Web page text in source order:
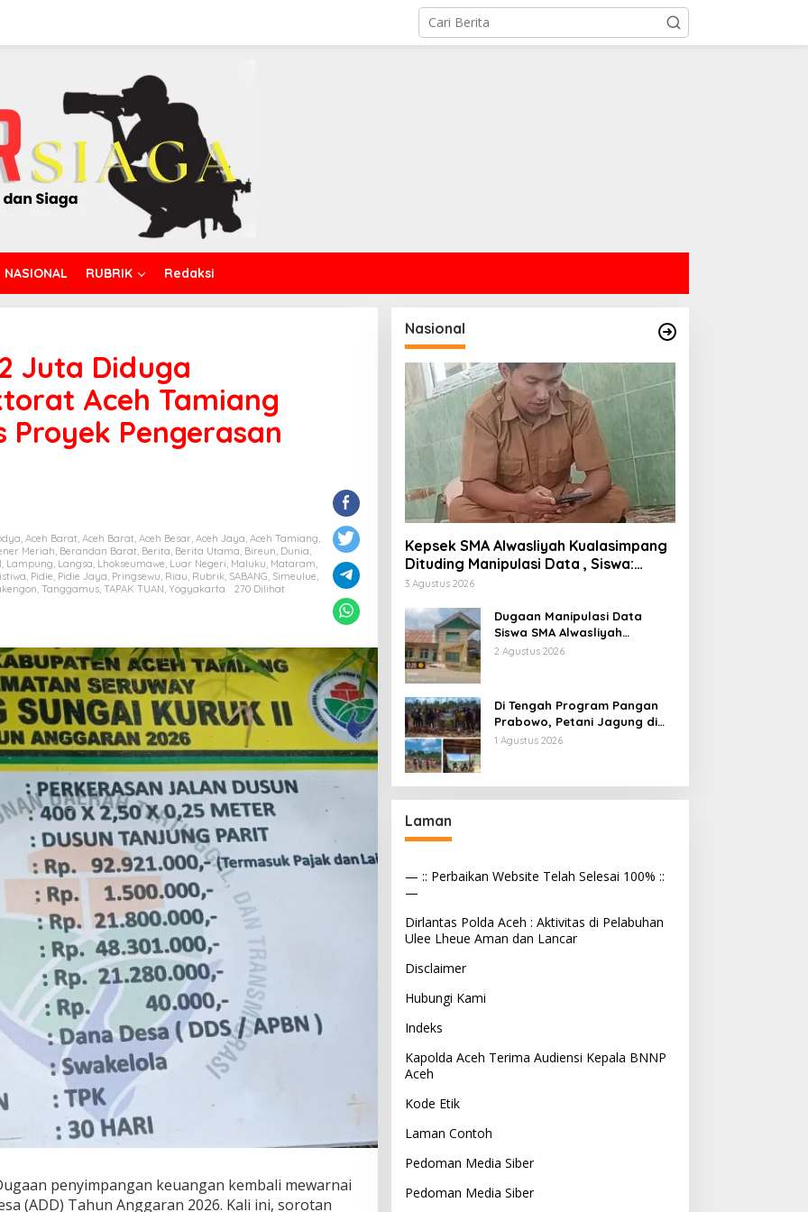
NASIONAL RUBRIK Redaksi
Juta Diduga
Aceh Tamiang
Proyek Pengerasan
, Aceh Barat, Aceh Barat, Aceh Besar, Aceh Jaya, Aceh Tamiang,
Meriah, Berandan Barat, Berita, Berita Utama, Bireun, Dunia,
, Lampung, Langsa, Lhokseumawe, Luar Negeri, Maluku, Mataram,
, Pidie, Pidie Jaya, Pringsewu, Riau, Rubrik, SABANG, Simeulue,
, Tanggamus, TAPAK TUAN, Yogyakarta 270 Dilihat
penyimpangan keuangan kembali mewarnai
(ADD) Tahun Anggaran 2026. Kali ini, sorotan
Nasional
Kepsek SMA Alwasliyah Kualasimpang
Dituding Manipulasi Data , Siswa:
Datang Sesuka Hati, Dana MBG
3 Agustus 2026
Dugaan Manipulasi Data
Siswa SMA Alwasliyah
Kualasimpang: Sekolah Nihil
2 Agustus 2026
Di Tengah Program Pangan
Prabowo, Petani Jagung di
Berau Mengaku Diterpa
1 Agustus 2026
Laman
— :: Perbaikan Website Telah Selesai 100% ::
—
Dirlantas Polda Aceh : Aktivitas di Pelabuhan
Ulee Lheue Aman dan Lancar
Disclaimer
Hubungi Kami
Indeks
Kapolda Aceh Terima Audiensi Kepala BNNP
Aceh
Kode Etik
Laman Contoh
Pedoman Media Siber
Pedoman Media Siber